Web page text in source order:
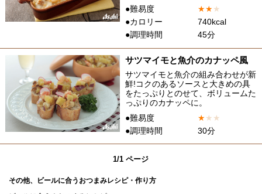
●難易度
★★★
●カロリー
740kcal
●調理時間
45分
サツマイモと魚介のカナッペ風
サツマイモと魚介の組み合わせが新
鮮!コクのあるソースと大きめの具
をたっぷりとのせて、ボリュームた
っぷりのカナッペに。
●難易度
★★ ★
●調理時間
30分
1/1 ページ
その他、ビールに合うおつまみレシピ・作り方